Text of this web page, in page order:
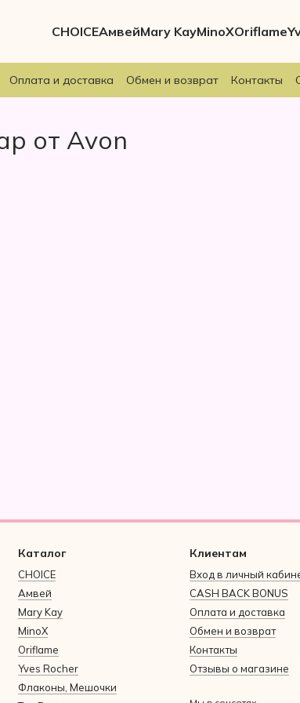
CHOICEАмвейMary KayMinoXOriflame
Оплата и доставка Обмен и возврат Контакты
от Avon
Каталог
CHOICE
Амвей
Mary Kay
MinoX
Oriflame
Yves Rocher
Флаконы, Мешочки
Клиентам
Вход в личный
CASH BACK BONUS
Оплата и доставка
Обмен и возврат
Контакты
Отзывы о магазине